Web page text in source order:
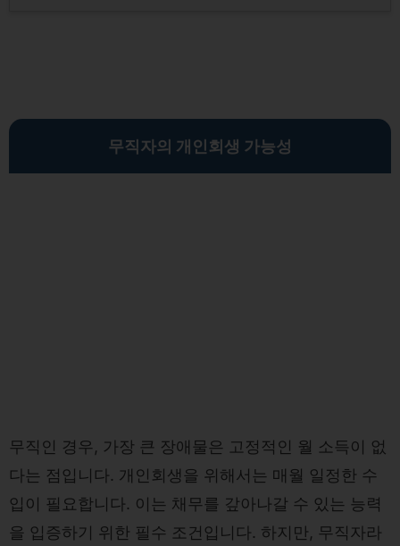
무직자의 개인회생 가능성
무직인 경우, 가장 큰 장애물은 고정적인 월 소득이 없
다는 점입니다. 개인회생을 위해서는 매월 일정한 수
입이 필요합니다. 이는 채무를 갚아나갈 수 있는 능력
을 입증하기 위한 필수 조건입니다. 하지만, 무직자라